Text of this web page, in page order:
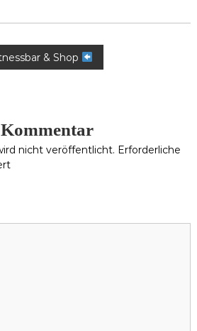
& Shop
nicht veröffentlicht. Erforderliche